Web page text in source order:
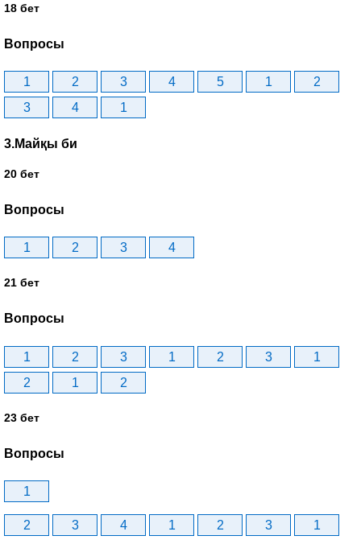
18 бет
Вопросы
1 2 3 4 5 1
2
3
4 1
3.Майқы би
20 бет
Вопросы
1 2 3 4
21 бет
Вопросы
1 2 3 1 2 3
1
2
1 2
23 бет
Вопросы
1
2 3 4 1 2 3 1